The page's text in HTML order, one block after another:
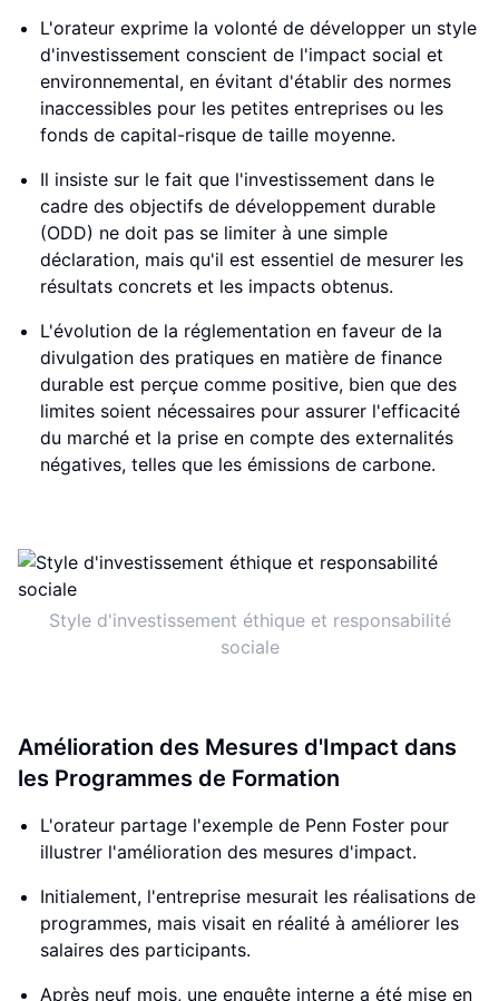
L'orateur exprime la volonté de développer un style
d'investissement conscient de l'impact social et
environnemental, en évitant d'établir des normes
inaccessibles pour les petites entreprises ou les
fonds de capital-risque de taille moyenne.
Il insiste sur le fait que l'investissement dans le
cadre des objectifs de développement durable
(ODD) ne doit pas se limiter à une simple
déclaration, mais qu'il est essentiel de mesurer les
résultats concrets et les impacts obtenus.
L'évolution de la réglementation en faveur de la
divulgation des pratiques en matière de finance
durable est perçue comme positive, bien que des
limites soient nécessaires pour assurer l'efficacité
du marché et la prise en compte des externalités
négatives, telles que les émissions de carbone.
Style d'investissement éthique et responsabilité
sociale
Amélioration des Mesures d'Impact dans
les Programmes de Formation
L'orateur partage l'exemple de Penn Foster pour
illustrer l'amélioration des mesures d'impact.
Initialement, l'entreprise mesurait les réalisations de
programmes, mais visait en réalité à améliorer les
salaires des participants.
Après neuf mois, une enquête interne a été mise en